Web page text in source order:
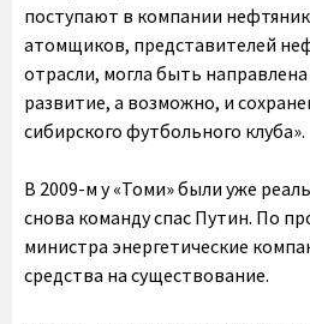
поступают в компании
атомщиков, представителей
отрасли, могла быть
развитие, а возможно, и
сибирского футбольного клуба».
В 2009-м у «Томи» были уже
снова команду спас Путин. По
министра энергетические
средства на существование.